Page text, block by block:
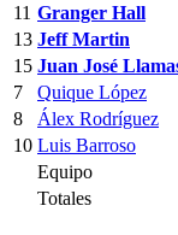
11 Granger Hall
13 Jeff Martin
15 Juan José
7
Quique López
8
Álex Rodríguez
10 Luis Barroso
Equipo
Totales